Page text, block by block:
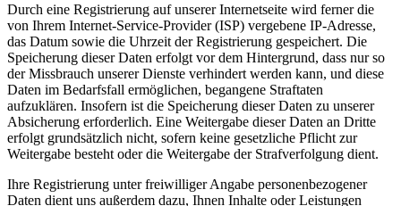
Durch eine Registrierung auf unserer Internetseite wird ferner die
von Ihrem Internet-Service-Provider (ISP) vergebene IP-Adresse,
das Datum sowie die Uhrzeit der Registrierung gespeichert. Die
Speicherung dieser Daten erfolgt vor dem Hintergrund, dass nur so
der Missbrauch unserer Dienste verhindert werden kann, und diese
Daten im Bedarfsfall ermöglichen, begangene Straftaten
aufzuklären. Insofern ist die Speicherung dieser Daten zu unserer
Absicherung erforderlich. Eine Weitergabe dieser Daten an Dritte
erfolgt grundsätzlich nicht, sofern keine gesetzliche Pflicht zur
Weitergabe besteht oder die Weitergabe der Strafverfolgung dient.
Ihre Registrierung unter freiwilliger Angabe personenbezogener
Daten dient uns außerdem dazu, Ihnen Inhalte oder Leistungen